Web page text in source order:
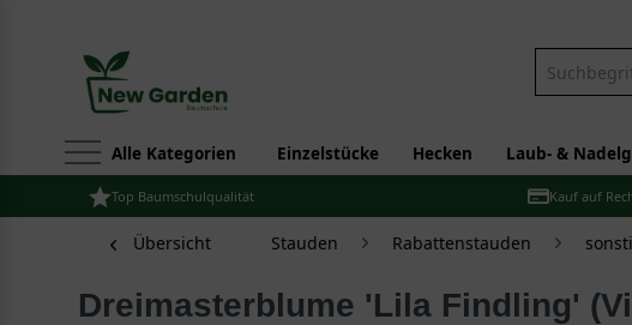
Alle Kategorien Einzelstücke Hecken Laub- &
Top Baumschulqualität Kauf auf
Übersicht Stauden Rabattenstauden
Dreimasterblume 'Lila Findling'